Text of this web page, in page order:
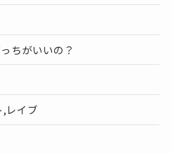
ちがいいの？
レイブ